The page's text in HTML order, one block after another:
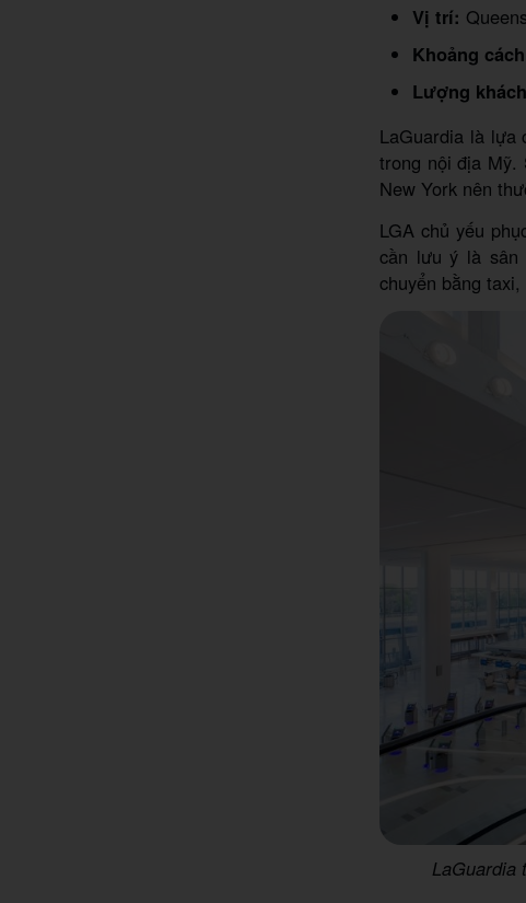
Vị trí:
Khoảng
Lượng
LaGuardia là lựa
trong nội địa Mỹ.
New York nên
LGA chủ yếu
cần lưu ý là sân
chuyển bằng
LaGuardia